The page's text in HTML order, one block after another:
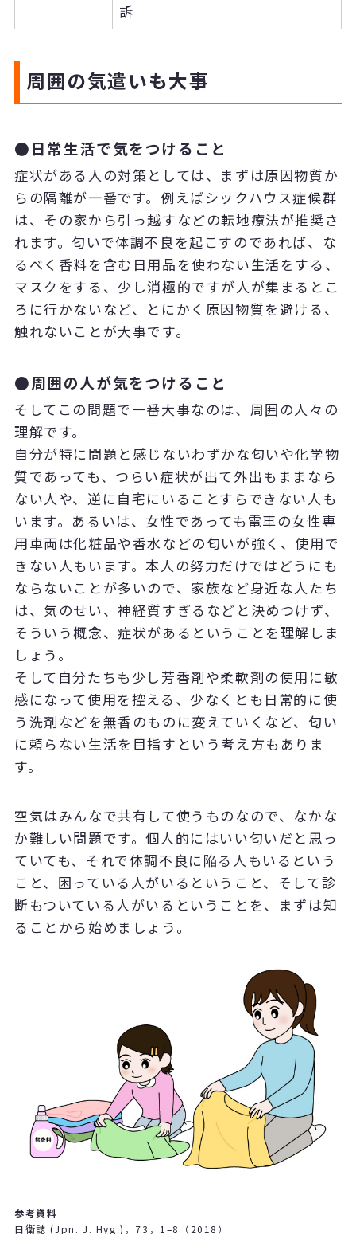
訴
周囲の気遣いも大事
●日常生活で気をつけること
症状がある人の対策としては、まずは原因物質か
らの隔離が一番です。例えばシックハウス症候群
は、その家から引っ越すなどの転地療法が推奨さ
れます。匂いで体調不良を起こすのであれば、な
るべく香料を含む日用品を使わない生活をする、
マスクをする、少し消極的ですが人が集まるとこ
ろに行かないなど、とにかく原因物質を避ける、
触れないことが大事です。
●周囲の人が気をつけること
そしてこの問題で一番大事なのは、周囲の人々の
理解です。
自分が特に問題と感じないわずかな匂いや化学物
質であっても、つらい症状が出て外出もままなら
ない人や、逆に自宅にいることすらできない人も
います。あるいは、女性であっても電車の女性専
用車両は化粧品や香水などの匂いが強く、使用で
きない人もいます。本人の努力だけではどうにも
ならないことが多いので、家族など身近な人たち
は、気のせい、神経質すぎるなどと決めつけず、
そういう概念、症状があるということを理解しま
しょう。
そして自分たちも少し芳香剤や柔軟剤の使用に敏
感になって使用を控える、少なくとも日常的に使
う洗剤などを無香のものに変えていくなど、匂い
に頼らない生活を目指すという考え方もありま
す。
空気はみんなで共有して使うものなので、なかな
か難しい問題です。個人的にはいい匂いだと思っ
ていても、それで体調不良に陥る人もいるという
こと、困っている人がいるということ、そして診
断もついている人がいるということを、まずは知
ることから始めましょう。
参考資料
日衛誌 (Jpn. J. Hyg.)，73，1–8（2018）